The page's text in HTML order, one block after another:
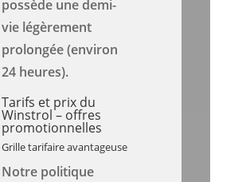
possède une demi-
vie légèrement
prolongée (environ
24 heures).
Tarifs et prix du
Winstrol – offres
promotionnelles
Grille tarifaire avantageuse
Notre politique